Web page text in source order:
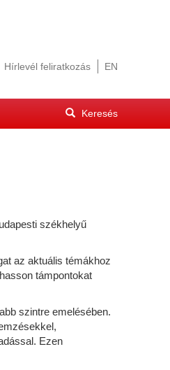
Hírlevél feliratkozás EN
Keresés
űrlap
székhelyű
az aktuális témákhoz
támpontokat
szintre emelésében.
Ezen